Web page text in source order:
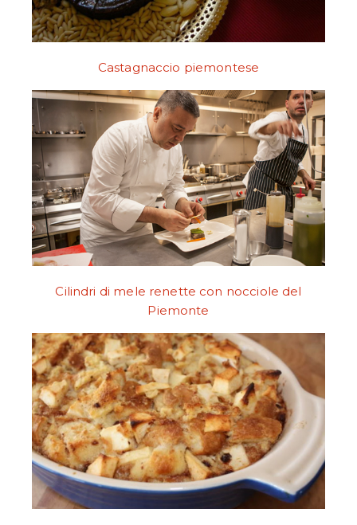
Castagnaccio piemontese
Cilindri di mele renette con nocciole del
Piemonte